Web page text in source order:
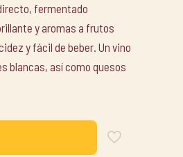
fermentado
y aromas a frutos
y fácil de beber. Un vino
blancas, así como quesos